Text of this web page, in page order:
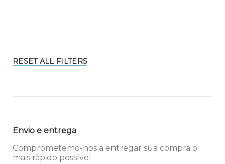
RESET ALL FILTERS
Envio e entrega
Comprometemo-nos a entregar sua compra o
mais rápido possível.